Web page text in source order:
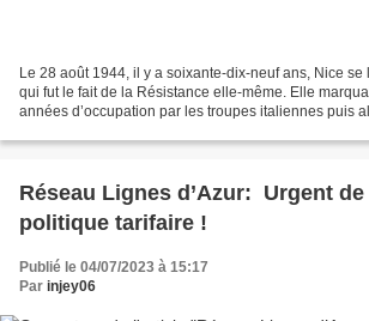
Le 28 août 1944, il y a soixante-dix-neuf ans, Nice
qui fut le fait de la Résistance elle-même. Elle
années d’occupation par les troupes italiennes puis
Réseau Lignes d’Azur: Urgent de rectifier la
politique tarifaire !
Publié le 04/07/2023 à 15:17
Par injey06